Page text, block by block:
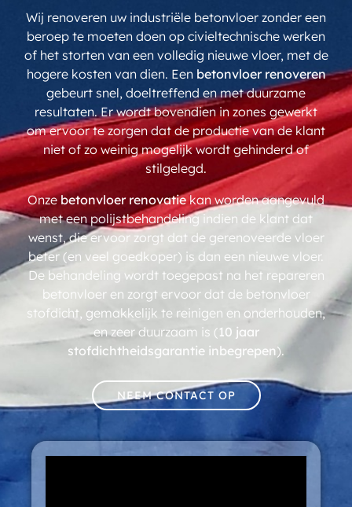
Wij renoveren uw industriële betonvloer zonder een
beroep te moeten doen op civieltechnische werken
of het storten van een volledig nieuwe vloer, met de
hogere kosten van dien. Een betonvloer renoveren
gebeurt snel, doeltreffend en met duurzame
resultaten. Er wordt bovendien in zones gewerkt
om ervoor te zorgen dat de productie van de klant
niet of zo weinig mogelijk wordt gehinderd of
stilgelegd.
Onzebetonvloer renovatiekan worden aangevuld
met een polijstbehandeling indien de klant dat
wenst, die ervoor zorgt dat de gerenoveerde vloer
beter (en veel goedkoper) is dan een nieuwe vloer.
De behandeling wordt toegepast na het repareren
betonvloer en zorgt ervoor dat de betonvloer
stofdicht, gemakkelijk te reinigen en onderhouden,
en zeer duurzaam is (10 jaar
stofdichtheidsgarantie inbegrepen).
NEEM CONTACT OP